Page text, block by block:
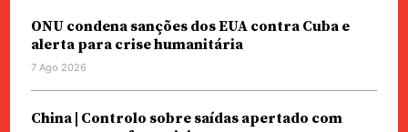
ONU condena sanções dos EUA contra Cuba e
alerta para crise humanitária
7 Ago 2026
China | Controlo sobre saídas apertado com